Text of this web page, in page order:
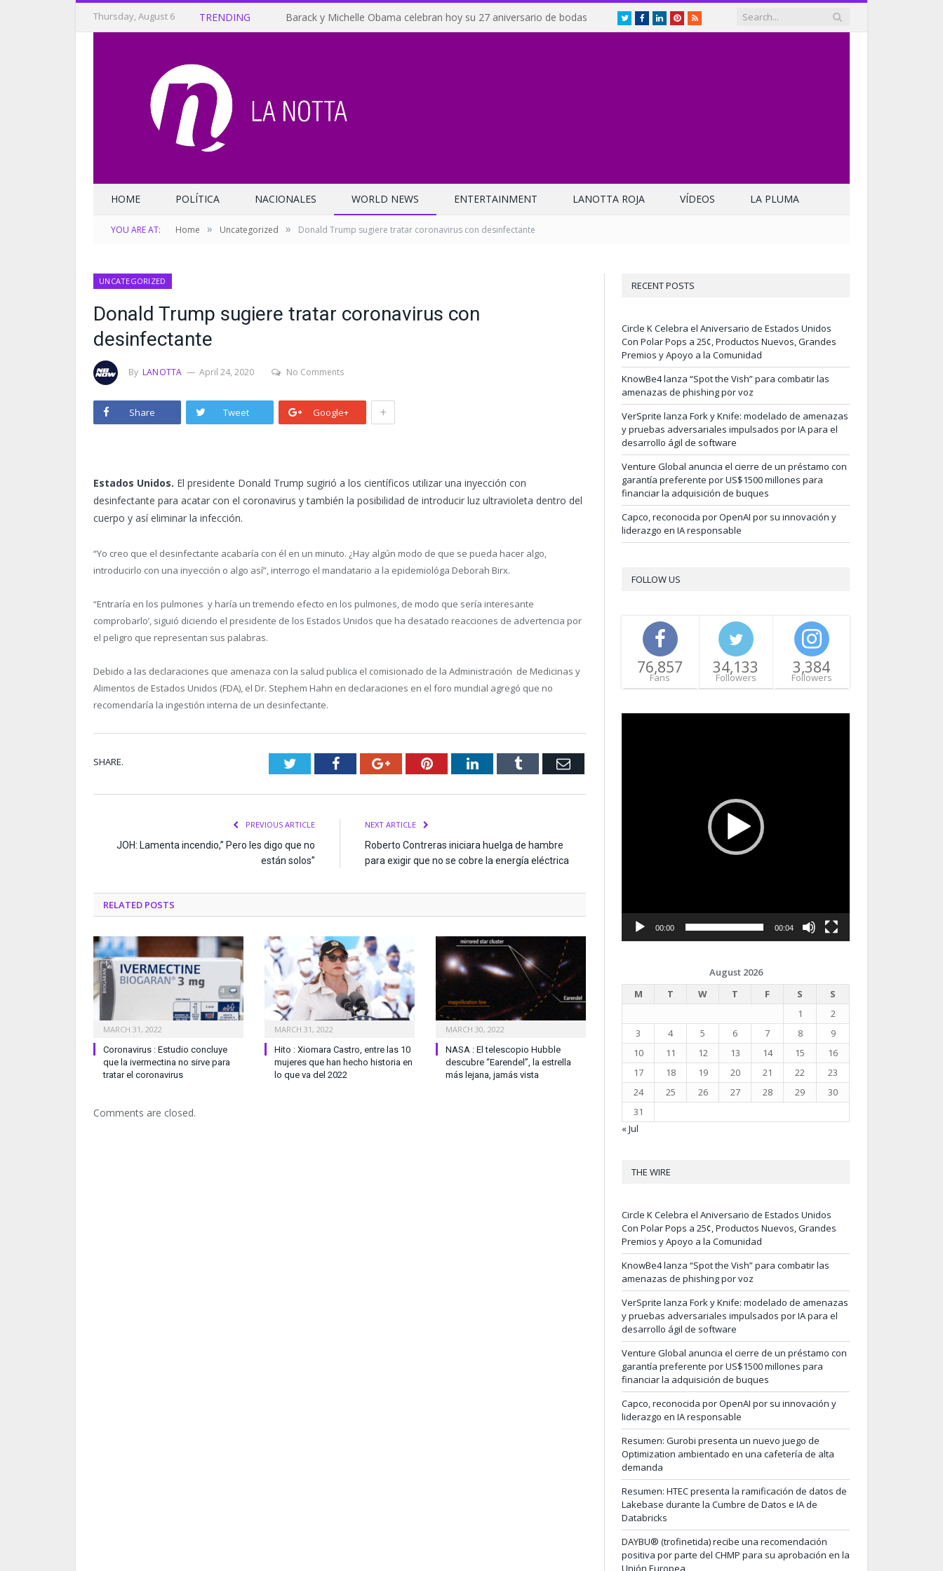
Thursday, August 6 TRENDING Barack y Michelle Obama celebran hoy su 27 aniversario de bodas TwitterFacebookLinkedInPinterest
RSS
HOME POLÍTICA NACIONALES WORLD NEWS ENTERTAINMENT LANOTTA ROJA VÍDEOS LA PLUMA
YOU ARE AT: Home » Uncategorized » Donald Trump sugiere tratar coronavirus con desinfectante
UNCATEGORIZED
Donald Trump sugiere tratar coronavirus con
desinfectante
By LANOTTA April 24, 2020 No Comments
Share Tweet Google+ +
Estados Unidos. El presidente Donald Trump sugirió a los científicos utilizar una inyección con
desinfectante para acatar con el coronavirus y también la posibilidad de introducir luz ultravioleta dentro del
cuerpo y así eliminar la infección.
“Yo creo que el desinfectante acabaría con él en un minuto. ¿Hay algún modo de que se pueda hacer algo,
introducirlo con una inyección o algo así”, interrogo el mandatario a la epidemiológa Deborah Birx.
“Entraría en los pulmones y haría un tremendo efecto en los pulmones, de modo que sería interesante
comprobarlo’, siguió diciendo el presidente de los Estados Unidos que ha desatado reacciones de advertencia por
el peligro que representan sus palabras.
Debido a las declaraciones que amenaza con la salud publica el comisionado de la Administración de Medicinas y
Alimentos de Estados Unidos (FDA), el Dr. Stephem Hahn en declaraciones en el foro mundial agregó que no
recomendaría la ingestión interna de un desinfectante.
SHARE. TwitterFacebookGoogle+PinterestLinkedInTumblr Email
PREVIOUS ARTICLE
JOH: Lamenta incendio,” Pero les digo que no
están solos”
NEXT ARTICLE
Roberto Contreras iniciara huelga de hambre
para exigir que no se cobre la energía eléctrica
RELATED POSTS
MARCH 31, 2022
Coronavirus : Estudio concluye
que la ivermectina no sirve para
tratar el coronavirus
MARCH 31, 2022
Hito : Xiomara Castro, entre las 10
mujeres que han hecho historia en
lo que va del 2022
MARCH 30, 2022
NASA : El telescopio Hubble
descubre “Earendel”, la estrella
más lejana, jamás vista
Comments are closed.
RECENT POSTS
Circle K Celebra el Aniversario de Estados Unidos
Con Polar Pops a 25¢, Productos Nuevos, Grandes
Premios y Apoyo a la Comunidad
KnowBe4 lanza “Spot the Vish” para combatir las
amenazas de phishing por voz
VerSprite lanza Fork y Knife: modelado de amenazas
y pruebas adversariales impulsados por IA para el
desarrollo ágil de software
Venture Global anuncia el cierre de un préstamo con
garantía preferente por US$1500 millones para
financiar la adquisición de buques
Capco, reconocida por OpenAI por su innovación y
liderazgo en IA responsable
FOLLOW US
76,857
Fans
34,133
Followers
3,384
Followers
00:00 00:04
August 2026
M
T W T F S
S
1
2
3
4 5 6 7 8
9
10
11 12 13 14 15
16
17
18 19 20 21 22
23
24
25 26 27 28 29
30
31
« Jul
THE WIRE
Circle K Celebra el Aniversario de Estados Unidos
Con Polar Pops a 25¢, Productos Nuevos, Grandes
Premios y Apoyo a la Comunidad
KnowBe4 lanza “Spot the Vish” para combatir las
amenazas de phishing por voz
VerSprite lanza Fork y Knife: modelado de amenazas
y pruebas adversariales impulsados por IA para el
desarrollo ágil de software
Venture Global anuncia el cierre de un préstamo con
garantía preferente por US$1500 millones para
financiar la adquisición de buques
Capco, reconocida por OpenAI por su innovación y
liderazgo en IA responsable
Resumen: Gurobi presenta un nuevo juego de
Optimization ambientado en una cafetería de alta
demanda
Resumen: HTEC presenta la ramificación de datos de
Lakebase durante la Cumbre de Datos e IA de
Databricks
DAYBU® (trofinetida) recibe una recomendación
positiva por parte del CHMP para su aprobación en la
Unión Europea